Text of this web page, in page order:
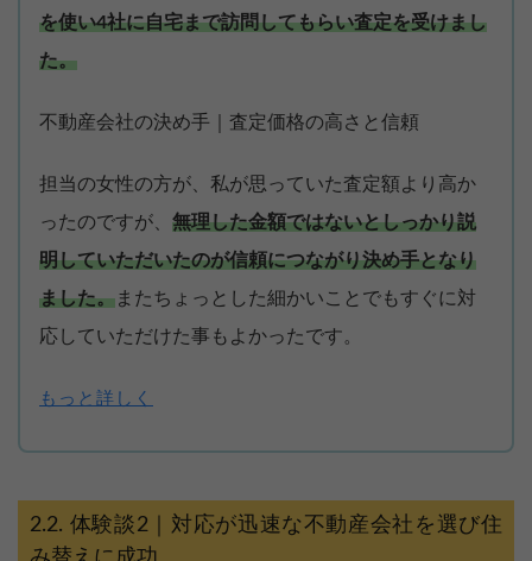
を使い4社に自宅まで訪問してもらい査定を受けまし
た。
不動産会社の決め手｜査定価格の高さと信頼
担当の女性の方が、私が思っていた査定額より高か
ったのですが、 無理した金額ではないとしっかり説
明していただいたのが信頼につながり決め手となり
ました。またちょっとした細かいことでもすぐに対
応していただけた事もよかったです。
もっと詳しく
体験談2｜対応が迅速な不動産会社を選び住